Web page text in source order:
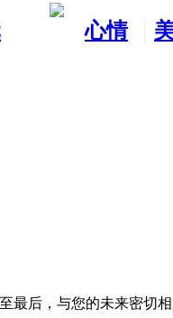
心情
最后，与您的未来密切